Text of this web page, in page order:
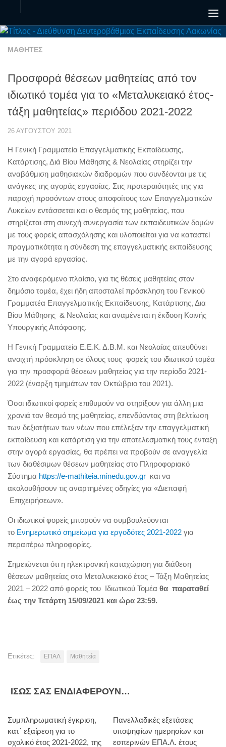
Skip to content
ΜΑΘΗΤΈΣ
Προσφορά θέσεων μαθητείας από τον
ιδιωτικό τομέα για το «Μεταλυκειακό έτος-
τάξη μαθητείας» περιόδου 2021-2022
26 ΑΥΓΟΎΣΤΟΥ 2021
Η Γενική Γραμματεία Επαγγελματικής Εκπαίδευσης,
Κατάρτισης, Διά Βίου Μάθησης & Νεολαίας στηρίζει την
αναβάθμιση μαθησιακών διαδρομών που συνδέονται με τις
ανάγκες της αγοράς εργασίας. Στις προτεραιότητές της για
παροχή προσόντων στους αποφοίτους των Επαγγελματικών
Λυκείων εντάσσεται και ο θεσμός της μαθητείας, που
στηρίζεται στη συνεχή συνεργασία των εκπαιδευτικών δομών
με τους φορείς απασχόλησης και υλοποιείται για να καταστεί
πραγματικότητα η σύνδεση της επαγγελματικής εκπαίδευσης
με την αγορά εργασίας.
Στο αναφερόμενο πλαίσιο, για τις θέσεις μαθητείας στον
δημόσιο τομέα, έχει ήδη αποσταλεί πρόσκληση του Γενικού
Γραμματέα Επαγγελματικής Εκπαίδευσης, Κατάρτισης, Δια
Βίου Μάθησης & Νεολαίας και αναμένεται η έκδοση Κοινής
Υπουργικής Απόφασης.
Η Γενική Γραμματεία Ε.Ε.Κ. Δ.Β.Μ. και Νεολαίας απευθύνει
ανοιχτή πρόσκληση σε όλους τους φορείς του ιδιωτικού τομέα
για την προσφορά θέσεων μαθητείας για την περίοδο 2021-
2022 (έναρξη τμημάτων τον Οκτώβριο του 2021).
Όσοι ιδιωτικοί φορείς επιθυμούν να στηρίξουν για άλλη μια
χρονιά τον θεσμό της μαθητείας, επενδύοντας στη βελτίωση
των δεξιοτήτων των νέων που επέλεξαν την επαγγελματική
εκπαίδευση και κατάρτιση για την αποτελεσματική τους ένταξη
στην αγορά εργασίας, θα πρέπει να προβούν σε αναγγελία
των διαθέσιμων θέσεων μαθητείας στο Πληροφοριακό
Σύστημα https://e-mathiteia.minedu.gov.gr και να
ακολουθήσουν τις αναρτημένες οδηγίες για «Διεπαφή
Επιχειρήσεων».
Οι ιδιωτικοί φορείς μπορούν να συμβουλεύονται
το Ενημερωτικό σημείωμα για εργοδότες 2021-2022 για
περαιτέρω πληροφορίες.
Σημειώνεται ότι η ηλεκτρονική καταχώριση για διάθεση
θέσεων μαθητείας στο Μεταλυκειακό έτος – Τάξη Μαθητείας
2021 – 2022 από φορείς του Ιδιωτικού Τομέα θα παραταθεί
έως την Τετάρτη 15/09/2021 και ώρα 23:59.
Ετικέτες: ΕΠΑΛ Μαθητεία
ΊΣΩΣ ΣΑΣ ΕΝΔΙΑΦΈΡΟΥΝ…
Συμπληρωματική έγκριση,
κατ΄ εξαίρεση για το
σχολικό έτος 2021-2022, της
Πανελλαδικές εξετάσεις
υποψηφίων ημερησίων και
εσπερινών ΕΠΑ.Λ. έτους